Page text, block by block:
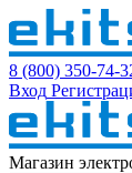
8 (800) 350-74-
Вход
Магазин